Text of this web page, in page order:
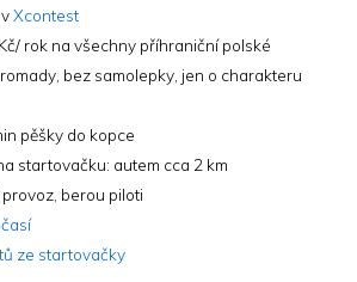
Xcontest
rok na všechny příhraniční polské
bez samolepky, jen o charakteru
pěšky do kopce
startovačku: autem cca 2 km
berou piloti
ze startovačky